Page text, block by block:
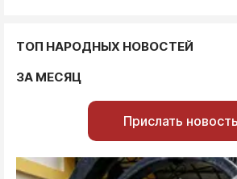
ТОП НАРОДНЫХ НОВОСТЕЙ
ЗА МЕСЯЦ
Прислать новость